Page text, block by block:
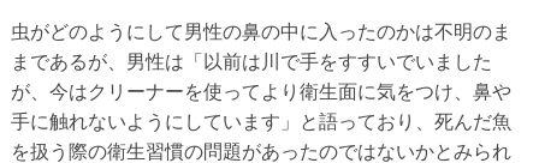
虫がどのようにして男性の鼻の中に入ったのかは不明のま
まであるが、男性は「以前は川で手をすすいでいました
が、今はクリーナーを使ってより衛生面に気をつけ、鼻や
手に触れないようにしています」と語っており、死んだ魚
を扱う際の衛生習慣の問題があったのではないかとみられ